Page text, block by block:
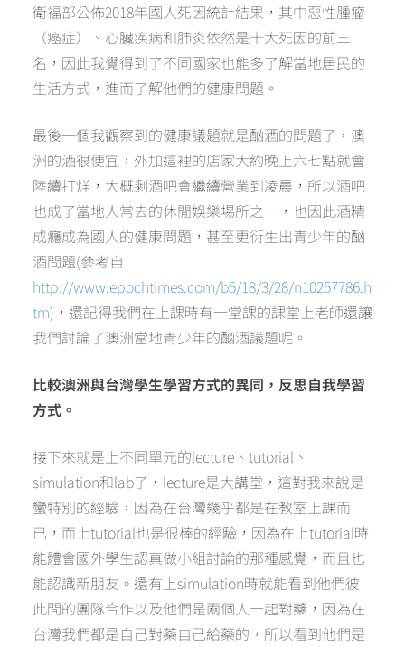
衛福部公佈2018年國人死因統計結果，其中惡性腫瘤
（癌症）、心臟疾病和肺炎依然是十大死因的前三
名，因此我覺得到了不同國家也能多了解當地居民的
生活方式，進而了解他們的健康問題。
最後一個我觀察到的健康議題就是酗酒的問題了，澳
洲的酒很便宜，外加這裡的店家大約晚上六七點就會
陸續打烊，大概剩酒吧會繼續營業到凌晨，所以酒吧
也成了當地人常去的休閒娛樂場所之一，也因此酒精
成癮成為國人的健康問題，甚至更衍生出青少年的酗
酒問題(參考自
http://www.epochtimes.com/b5/18/3/28/n10257786.h
tm)，還記得我們在上課時有一堂課的課堂上老師還讓
我們討論了澳洲當地青少年的酗酒議題呢。
比較澳洲與台灣學生學習方式的異同，反思自我學習
方式。
接下來就是上不同單元的lecture、tutorial、
simulation和lab了，lecture是大講堂，這對我來說是
蠻特別的經驗，因為在台灣幾乎都是在教室上課而
已，而上tutorial也是很棒的經驗，因為在上tutorial時
能體會國外學生認真做小組討論的那種感覺，而且也
能認識新朋友。還有上simulation時就能看到他們彼
此間的團隊合作以及他們是兩個人一起對藥，因為在
台灣我們都是自己對藥自己給藥的，所以看到他們是